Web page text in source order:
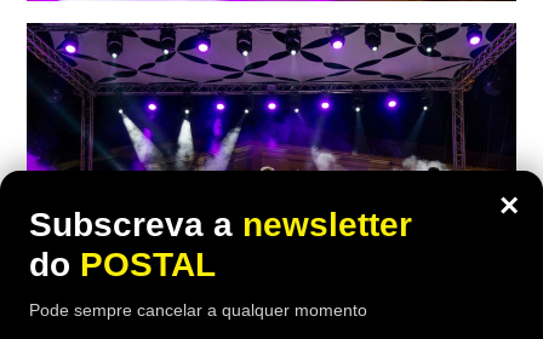
×
Subscreva a newsletter
do POSTAL
Pode sempre cancelar a qualquer momento